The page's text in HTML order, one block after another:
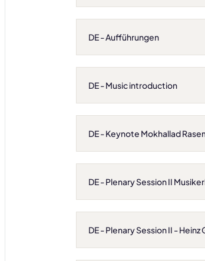
DE - Aufführungen
DE - Music introduction
DE - Keynote Mokhallad
DE - Plenary Session II
DE - Plenary Session II - Heinz